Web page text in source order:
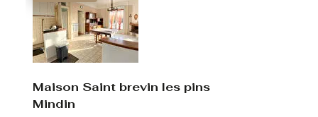
Maison Saint brevin les pins
Mindin